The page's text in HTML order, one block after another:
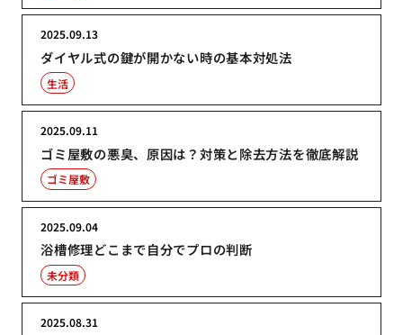
ダイヤル式の鍵が開かない時の基本対処法
2025.09.13
生活
ゴミ屋敷の悪臭、原因は？対策と除去方法を徹底解説
2025.09.11
ゴミ屋敷
浴槽修理どこまで自分でプロの判断
2025.09.04
未分類
2025.08.31